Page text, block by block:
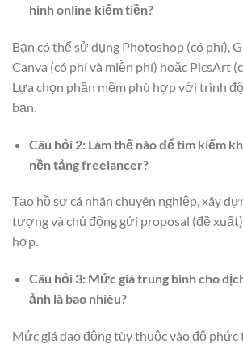
hình online kiếm tiền?
Bạn có thể sử dụng Photoshop (có phí),
Canva (có phí và miễn phí) hoặc PicsArt
Lựa chọn phần mềm phù hợp với trình
bạn.
Câu hỏi 2: Làm thế nào để tìm kiếm
nền tảng freelancer?
Tạo hồ sơ cá nhân chuyên nghiệp, xây
tượng và chủ động gửi proposal (đề
hợp.
Câu hỏi 3: Mức giá trung bình cho
ảnh là bao nhiêu?
Mức giá dao động tùy thuộc vào độ phức